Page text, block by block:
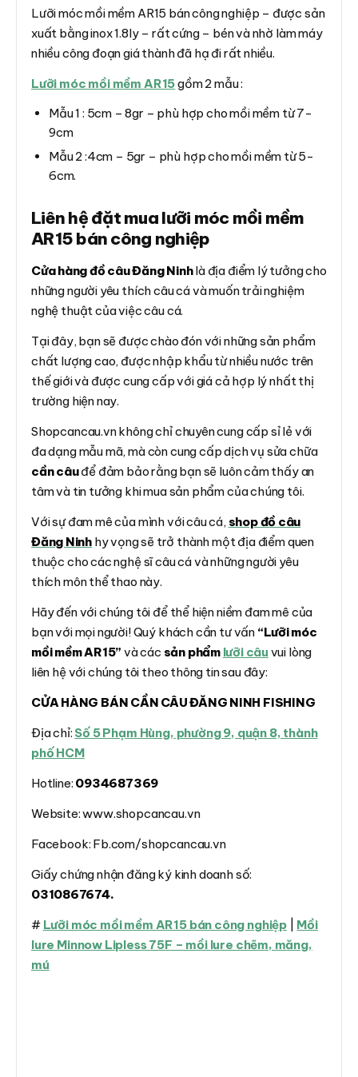
Lưỡi móc mồi mềm AR15 bán công nghiệp – được sản
xuất bằng inox 1.8ly – rất cứng – bén và nhờ làm máy
nhiều công đoạn giá thành đã hạ đi rất nhiều.
Lưỡi móc mồi mềm AR15gồm 2 mẫu :
Mẫu 1 : 5cm – 8gr – phù hợp cho mồi mềm từ 7-
9cm
Mẫu 2 :4cm – 5gr – phù hợp cho mồi mềm từ 5-
6cm.
Liên hệ đặt mua lưỡi móc mồi mềm
AR15 bán công nghiệp
Cửa hàng đồ câu Đăng Ninhlà địa điểm lý tưởng cho
những người yêu thích câu cá và muốn trải nghiệm
nghệ thuật của việc câu cá.
Tại đây, bạn sẽ được chào đón với những sản phẩm
chất lượng cao, được nhập khẩu từ nhiều nước trên
thế giới và được cung cấp với giá cả hợp lý nhất thị
trường hiện nay.
Shopcancau.vn không chỉ chuyên cung cấp sỉ lẻ với
đa dạng mẫu mã, mà còn cung cấp dịch vụ sửa chữa
cần câuđể đảm bảo rằng bạn sẽ luôn cảm thấy an
tâm và tin tưởng khi mua sản phẩm của chúng tôi.
Với sự đam mê của mình với câu cá, shop đồ câu
Đăng Ninhhy vọng sẽ trở thành một địa điểm quen
thuộc cho các nghệ sĩ câu cá và những người yêu
thích môn thể thao này.
Hãy đến với chúng tôi để thể hiện niềm đam mê của
bạn với mọi người! Quý khách cần tư vấn “Lưỡi móc
mồi mềm AR15” và các sản phẩm lưỡi câu vui lòng
liên hệ với chúng tôi theo thông tin sau đây:
CỬA HÀNG BÁN CẦN CÂU ĐĂNG NINH FISHING
Địa chỉ: Số 5 Phạm Hùng, phường 9, quận 8, thành
phố HCM
Hotline: 0934687369
Website: www.shopcancau.vn
Facebook: Fb.com/shopcancau.vn
Giấy chứng nhận đăng ký kinh doanh số:
0310867674.
# Lưỡi móc mồi mềm AR15 bán công nghiệp| Mồi
lure Minnow Lipless 75F – mồi lure chẽm, măng,
mú